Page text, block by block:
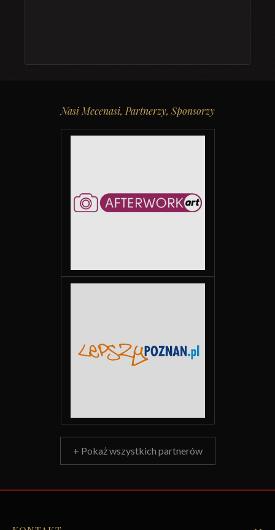
Nasi Mecenasi, Partnerzy, Sponsorzy
+ Pokaż wszystkich partnerów